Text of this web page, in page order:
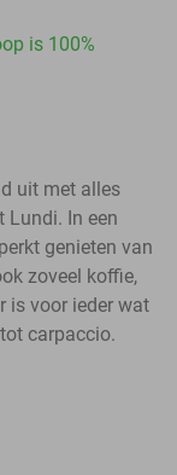
is 100%
uit met alles
Lundi. In een
genieten van
zoveel koffie,
is voor ieder wat
carpaccio.